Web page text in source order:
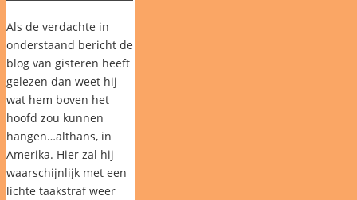
Als de verdachte in
onderstaand bericht de
blog van gisteren heeft
gelezen dan weet hij
wat hem boven het
hoofd zou kunnen
hangen…althans, in
Amerika. Hier zal hij
waarschijnlijk met een
lichte taakstraf weer